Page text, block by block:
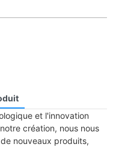
et l'innovation
création, nous nous
nouveaux produits,